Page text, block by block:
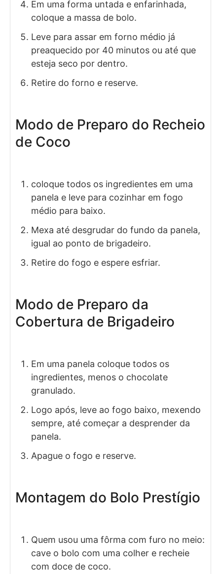
Em uma forma untada e enfarinhada,
coloque a massa de bolo.
Leve para assar em forno médio já
preaquecido por 40 minutos ou até que
esteja seco por dentro.
Retire do forno e reserve.
Modo de Preparo do Recheio
de Coco
coloque todos os ingredientes em uma
panela e leve para cozinhar em fogo
médio para baixo.
Mexa até desgrudar do fundo da panela,
igual ao ponto de brigadeiro.
Retire do fogo e espere esfriar.
Modo de Preparo da
Cobertura de Brigadeiro
Em uma panela coloque todos os
ingredientes, menos o chocolate
granulado.
Logo após, leve ao fogo baixo, mexendo
sempre, até começar a desprender da
panela.
Apague o fogo e reserve.
Montagem do Bolo Prestígio
Quem usou uma fôrma com furo no meio:
cave o bolo com uma colher e recheie
com doce de coco.